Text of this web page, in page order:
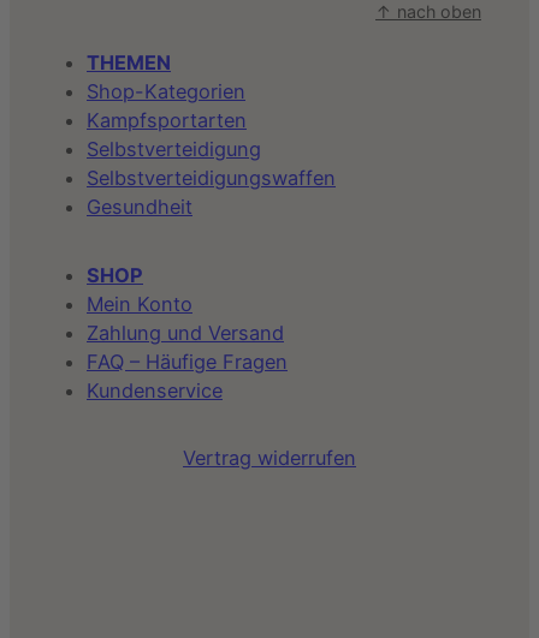
↑ nach oben
THEMEN
Shop-Kategorien
Kampfsportarten
Selbstverteidigung
Selbstverteidigungswaffen
Gesundheit
SHOP
Mein Konto
Zahlung und Versand
FAQ – Häufige Fragen
Kundenservice
Vertrag widerrufen